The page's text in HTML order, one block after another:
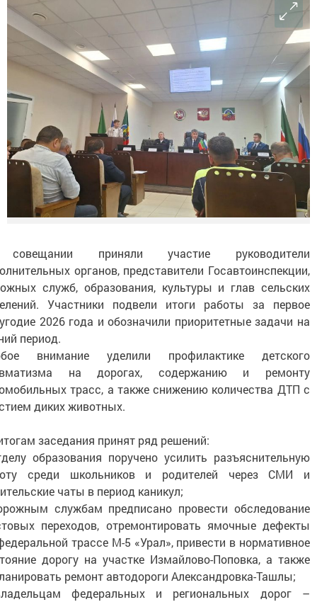
приняли участие руководители
органов, представители Госавтоинспекции,
служб, образования, культуры и глав сельских
Участники подвели итоги работы за первое
2026 года и обозначили приоритетные задачи на
период.
внимание уделили профилактике детского
на дорогах, содержанию и ремонту
трасс, а также снижению количества ДТП с
диких животных.
заседания принят ряд решений:
образования поручено усилить разъяснительную
среди школьников и родителей через СМИ и
чаты в период каникул;
службам предписано провести обследование
переходов, отремонтировать ямочные дефекты
трассе М-5 «Урал», привести в нормативное
дорогу на участке Измайлово-Поповка, а также
ремонт автодороги Александровка-Ташлы;
федеральных и региональных дорог –